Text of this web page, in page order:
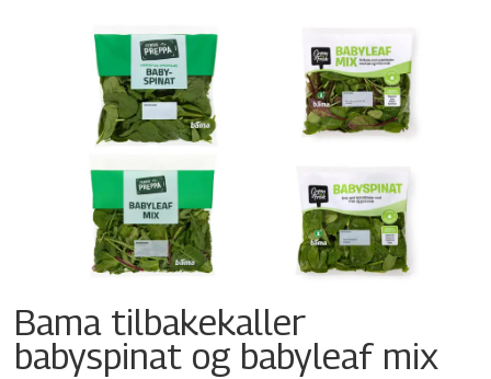
Bama tilbakekaller
babyspinat og babyleaf mix